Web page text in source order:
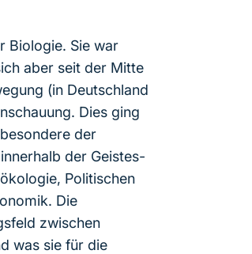
Biologie. Sie war
aber seit der Mitte
(in Deutschland
Dies ging
der
der Geistes-
Politischen
Die
zwischen
was sie für die